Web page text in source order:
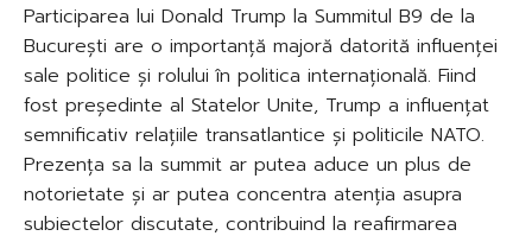
Participarea lui Donald Trump la Summitul B9 de la
București are o importanță majoră datorită influenței
sale politice și rolului în politica internațională. Fiind
fost președinte al Statelor Unite, Trump a influențat
semnificativ relațiile transatlantice și politicile NATO.
Prezența sa la summit ar putea aduce un plus de
notorietate și ar putea concentra atenția asupra
subiectelor discutate, contribuind la reafirmarea